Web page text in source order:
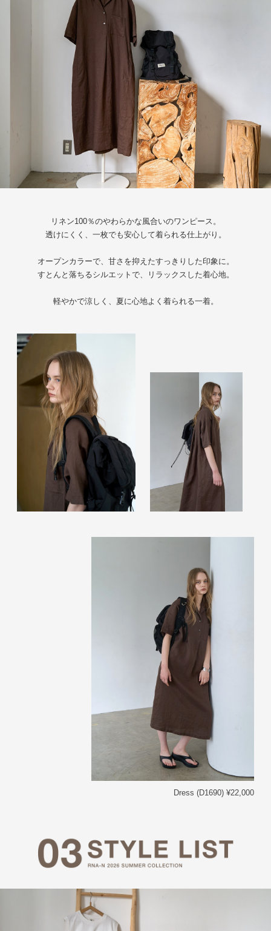
リネン100％のやわらかな風合いのワンピース。
透けにくく、一枚でも安心して着られる仕上がり。
オープンカラーで、甘さを抑えたすっきりした印象に。
すとんと落ちるシルエットで、リラックスした着心地。
軽やかで涼しく、夏に心地よく着られる一着。
Dress (D1690) ¥22,000